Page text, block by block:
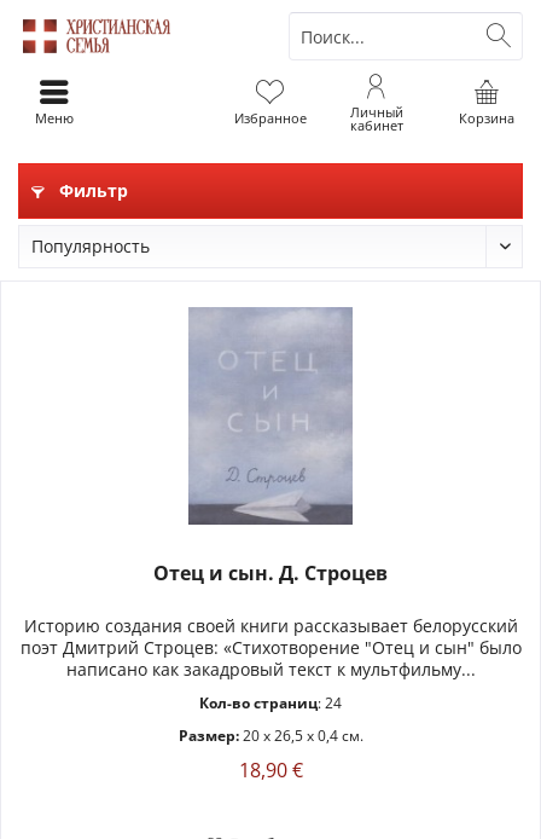
Корзина
Избранное Личный
кабинет
Меню
Фильтр
Отец и сын. Д. Строцев
Историю создания своей книги рассказывает белорусский
поэт Дмитрий Строцев: «Стихотворение "Отец и сын" было
написано как закадровый текст к мультфильму...
Кол-во страниц: 24
Размер:20 x 26,5 x 0,4 см.
18,90 €